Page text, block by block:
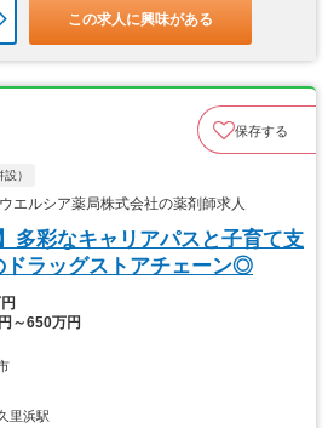
この求人に興味がある
保存する
）
ルシア薬局株式会社の薬剤師求人
多彩なキャリアパスと子育て支
ドラッグストアチェーン◎
～650万円
里浜駅